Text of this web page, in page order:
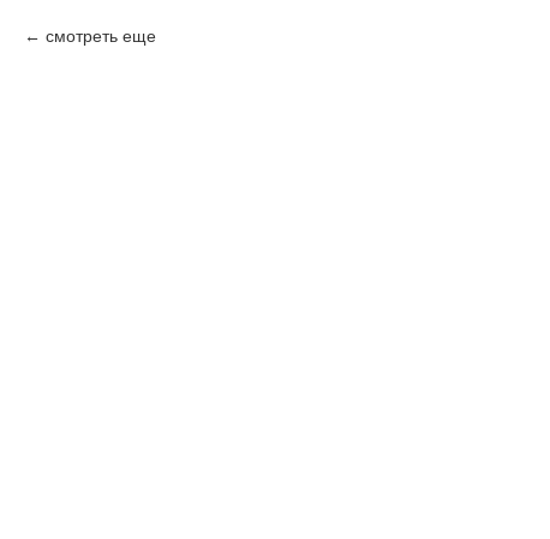
смотреть еще